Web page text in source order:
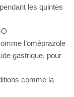
les quintes
l’oméprazole
gastrique, pour
comme la